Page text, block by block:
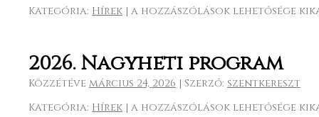
Kategória: Hírek | Rendőrség
a hozzászólások lehetősége
2026. Nagyheti program
Közzétéve március 24, 2026 | Szerző: szentkereszt
Kategória: Hírek | 2026.
a hozzászólások lehetősége